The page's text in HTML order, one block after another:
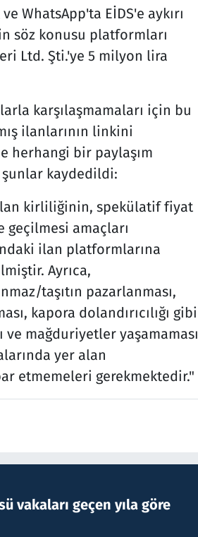
WhatsApp'ta EİDS'e aykırı
söz konusu platformları
Ltd. Şti.'ye 5 milyon lira
karşılaşmamaları için bu
ilanlarının linkini
herhangi bir paylaşım
şunlar kaydedildi:
ilan kirliliğinin, spekülatif fiyat
amaçları
ilan platformlarına
Ayrıca,
taşıtın pazarlanması,
kapora dolandırıcılığı gibi
ve mağduriyetler yaşamaması
yer alan
etmemeleri gerekmektedir."
vakaları geçen yıla göre